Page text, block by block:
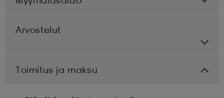
Arvostelut
Toimitus ja maksu